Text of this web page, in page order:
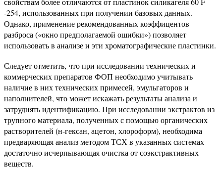
-254, использованных при получении базовых данных.
Однако, применение рекомендованных коэффицентов
разброса («окно предполагаемой ошибки») позволяет
использовать в анализе и эти хроматографические пластинки.
Следует отметить, что при исследовании технических и
коммерческих препаратов ФОП необходимо учитывать
наличие в них технических примесей, эмульгаторов и
наполнителей, что может искажать результаты анализа и
затруднять идентификацию. При исследовании экстрактов из
трупного материала, полученных с помощью органических
растворителей (н-гексан, ацетон, хлороформ), необходима
предваряющая анализ методом ТСХ в указанных системах
достаточно исчерпывающая очистка от соэкстрактивных
веществ.